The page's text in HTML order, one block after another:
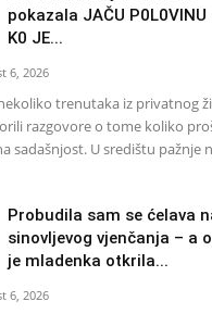
pokazala JAČU P0L0VINU
K0 JE...
6, 2026
trenutaka iz privatnog
razgovore o tome koliko
sadašnjost. U središtu pažnje
Probudila sam se ćelava
sinovljevog vjenčanja – a
je mladenka otkrila...
6, 2026